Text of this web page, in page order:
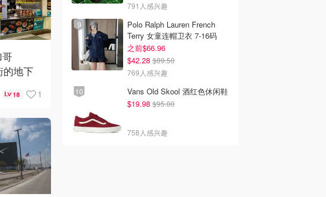
的地下
18 1
791人感兴趣
Polo Ralph Lauren French
Terry 女童连帽卫衣 7-16码
之前$66.96
$42.28 $89.50
769人感兴趣
Vans Old Skool 酒红色休闲鞋
$19.98 $95.00
758人感兴趣